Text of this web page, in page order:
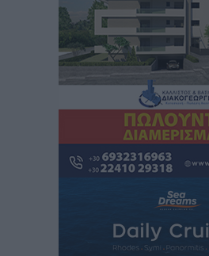
Τοπικές Ειδήσεις• πριν 2 ώρες
Στη Λέρο ο πρόεδρος του
πριν 2 ώρες
Στα 2-2,35 GW ο στόχος για τα
αιολικά πάρκα που θα
• πριν 3 ώρες
Η Ελλάδα κρατά το τουριστικό
πριν 4 ώρες